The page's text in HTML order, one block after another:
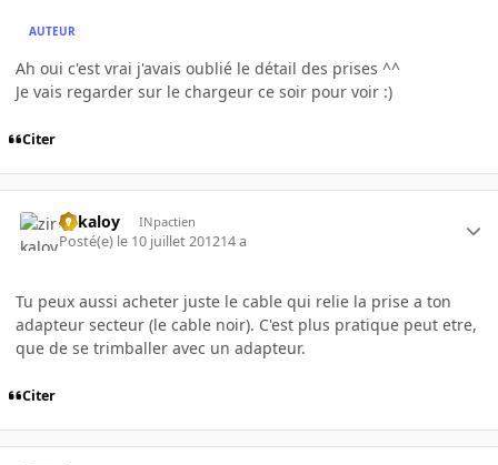
AUTEUR
Ah oui c'est vrai j'avais oublié le détail des prises ^^
Je vais regarder sur le chargeur ce soir pour voir :)
Citer
zirkaloy INpactien
Posté(e) le 10 juillet 201214 a
Tu peux aussi acheter juste le cable qui relie la prise a ton
adapteur secteur (le cable noir). C'est plus pratique peut etre,
que de se trimballer avec un adapteur.
Citer